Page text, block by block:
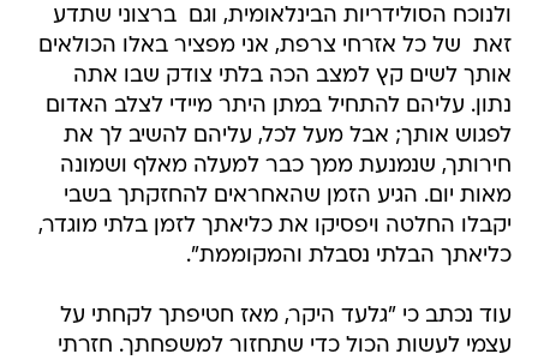
ולנוכח הסולידריות הבינלאומית, וגם  ברצוני שתדע
זאת  של כל אזרחי צרפת, אני מפציר באלו הכולאים
אותך לשים קץ למצב הכה בלתי צודק שבו אתה
נתון. עליהם להתחיל במתן היתר מיידי לצלב האדום
לפגוש אותך; אבל מעל לכל, עליהם להשיב לך את
חירותך, שנמנעת ממך כבר למעלה מאלף ושמונה
מאות יום. הגיע הזמן שהאחראים להחזקתך בשבי
יקבלו החלטה ויפסיקו את כליאתך לזמן בלתי מוגדר,
כליאתך הבלתי נסבלת והמקוממת".
עוד נכתב כי "גלעד היקר, מאז חטיפתך לקחתי על
עצמי לעשות הכול כדי שתחזור למשפחתך. חזרתי